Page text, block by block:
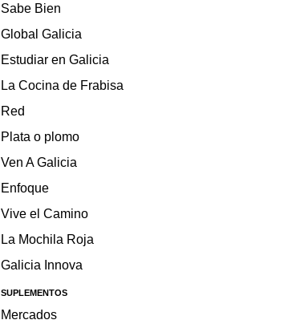
Sabe Bien
Global Galicia
Estudiar en Galicia
La Cocina de Frabisa
Red
Plata o plomo
Ven A Galicia
Enfoque
Vive el Camino
La Mochila Roja
Galicia Innova
SUPLEMENTOS
Mercados